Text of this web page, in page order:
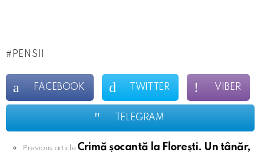
PENSII
FACEBOOK TWITTER VIBER
TELEGRAM
See
Previous article Crimă șocantă la Florești. Un tânăr,